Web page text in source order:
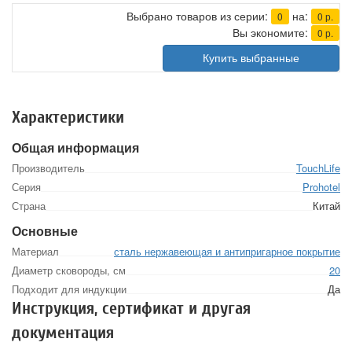
Выбрано товаров из серии: 0 на: 0 р.
Вы экономите: 0 р.
Купить выбранные
Характеристики
Общая информация
Производитель
TouchLife
Серия
Prohotel
Страна
Китай
Основные
Материал
сталь нержавеющая и антипригарное покрытие
Диаметр сковороды, см
20
Подходит для индукции
Да
Инструкция, сертификат и другая
документация